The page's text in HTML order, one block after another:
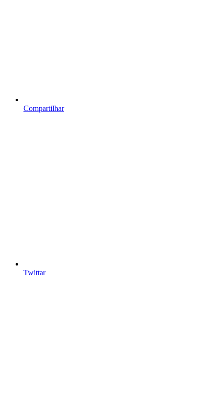
Compartilhar
Twittar